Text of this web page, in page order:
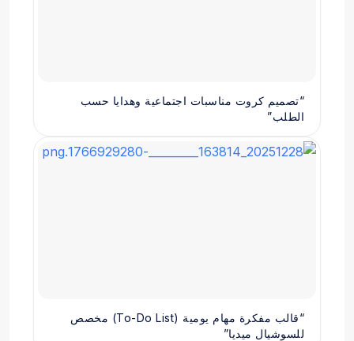
“تصميم كروت مناسبات اجتماعية وهدايا حسب
الطلب”
“قالب مفكرة مهام يومية (To-Do List) مخصص
للسوشيال ميديا”